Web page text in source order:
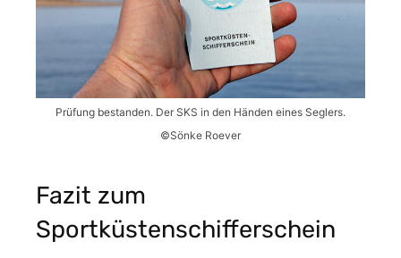
Prüfung bestanden. Der SKS in den Händen eines Seglers.
©Sönke Roever
Fazit zum
Sportküstenschifferschein